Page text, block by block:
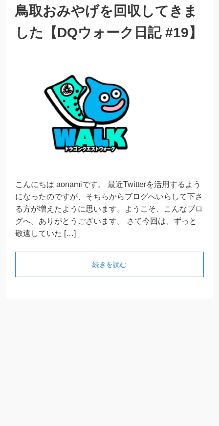
鳥取おみやげを回収してきま
した【DQウォーク日記 #19】
こんにちは aonamiです。 最近Twitterを活用するよう
になったのですが、そちらからブログへいらして下さ
る方が増えたように思います。ようこそ、こんなブロ
グへ。ありがとうございます。 さて今回は、ずっと
敬遠していた […]
続きを読む